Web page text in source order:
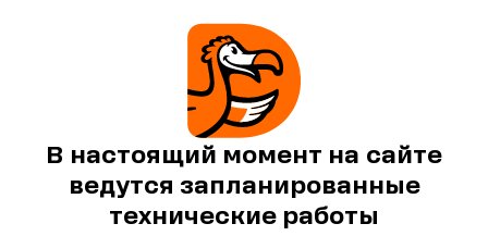
В настоящий момент на сайте
ведутся запланированные
технические работы